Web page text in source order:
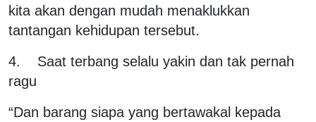
kita akan dengan mudah menaklukkan
tantangan kehidupan tersebut.
4. Saat terbang selalu yakin dan tak pernah
ragu
“Dan barang siapa yang bertawakal kepada